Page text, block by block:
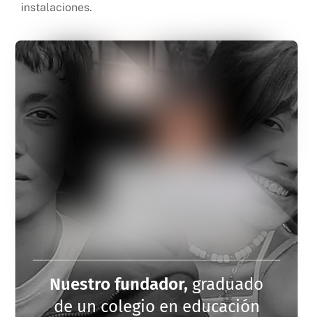
instalaciones.
Nuestro fundador,graduado
de un colegio en educación